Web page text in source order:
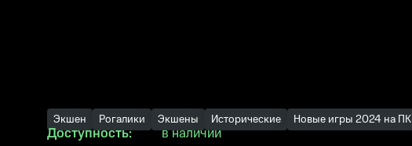
Экшен Рогалики Экшены Исторические Новые игры 2024 на ПК
Доступность:
в наличии